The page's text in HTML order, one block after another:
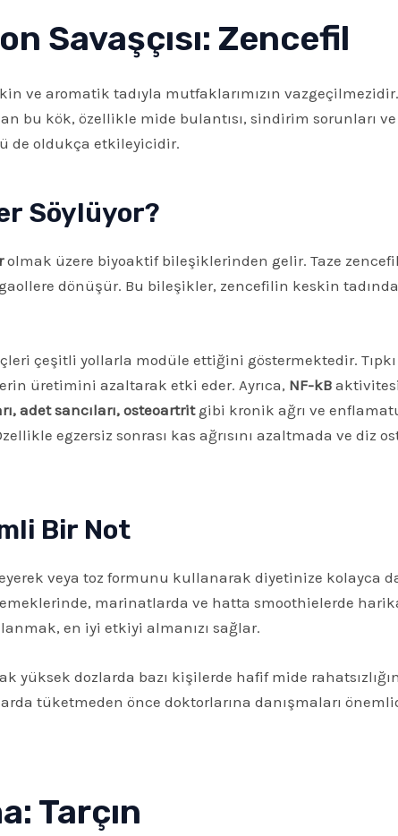
Savaşçısı: Zencefil
ve aromatik tadıyla mutfaklarımızın
bu kök, özellikle mide bulantısı, sindirim sorunları
de oldukça etkileyicidir.
Söylüyor?
olmak üzere biyoaktif bileşiklerinden gelir. Taze
dönüşür. Bu bileşikler, zencefilin keskin
çeşitli yollarla modüle ettiğini göstermektedir.
üretimini azaltarak etki eder. Ayrıca, NF-kB
adet sancıları, osteoartritgibi kronik ağrı ve
egzersiz sonrası kas ağrısını azaltmada ve diz
Bir Not
veya toz formunu kullanarak diyetinize kolayca
marinatlarda ve hatta smoothielerde harika
en iyi etkiyi almanızı sağlar.
dozlarda bazı kişilerde hafif mide
tüketmeden önce doktorlarına danışmaları
Tarçın